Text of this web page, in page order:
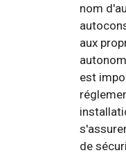
nom
aux
est
de